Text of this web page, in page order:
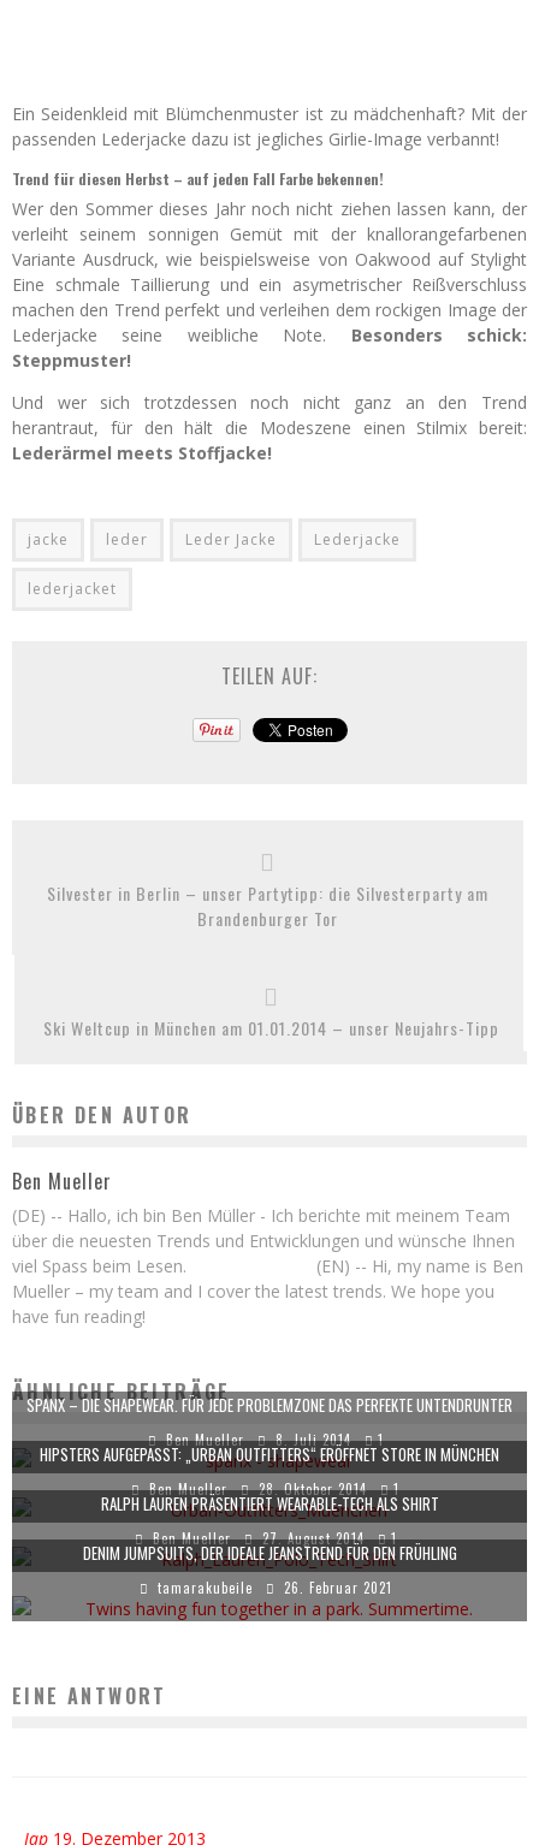
Ein Seidenkleid mit Blümchenmuster ist zu mädchenhaft? Mit der
passenden Lederjacke dazu ist jegliches Girlie-Image verbannt!
Trend für diesen Herbst – auf jeden Fall Farbe bekennen!
Wer den Sommer dieses Jahr noch nicht ziehen lassen kann, der
verleiht seinem sonnigen Gemüt mit der knallorangefarbenen
Variante Ausdruck, wie beispielsweise von Oakwood auf Stylight
Eine schmale Taillierung und ein asymetrischer Reißverschluss
machen den Trend perfekt und verleihen dem rockigen Image der
Lederjacke seine weibliche Note. Besonders schick:
Steppmuster!
Und wer sich trotzdessen noch nicht ganz an den Trend
herantraut, für den hält die Modeszene einen Stilmix bereit:
Lederärmel meets Stoffjacke!
jacke leder Leder Jacke Lederjacke
lederjacket
TEILEN AUF:
Silvester in Berlin – unser Partytipp: die Silvesterparty am
Brandenburger Tor
Ski Weltcup in München am 01.01.2014 – unser Neujahrs-Tipp
ÜBER DEN AUTOR
Ben Mueller
(DE) -- Hallo, ich bin Ben Müller - Ich berichte mit meinem Team
über die neuesten Trends und Entwicklungen und wünsche Ihnen
viel Spass beim Lesen. (EN) -- Hi, my name is Ben
Mueller – my team and I cover the latest trends. We hope you
have fun reading!
ÄHNLICHE BEITRÄGE
SPANX – DIE SHAPEWEAR. FÜR JEDE PROBLEMZONE DAS PERFEKTE UNTENDRUNTER
Ben Mueller 8. Juli 2014 1
HIPSTERS AUFGEPASST: „URBAN OUTFITTERS“ ERÖFFNET STORE IN MÜNCHEN
Ben Mueller 28. Oktober 2014 1
RALPH LAUREN PRÄSENTIERT WEARABLE-TECH ALS SHIRT
Ben Mueller 27. August 2014 1
DENIM JUMPSUITS, DER IDEALE JEANSTREND FÜR DEN FRÜHLING
tamarakubeile 26. Februar 2021
EINE ANTWORT
Jap 19. Dezember 2013